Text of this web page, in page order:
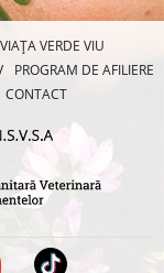
VERDE VIU
PROGRAM DE AFILIERE
CONTACT